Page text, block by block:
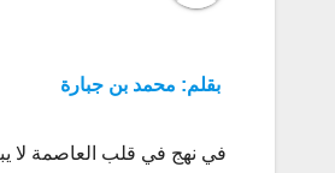
بقلم: محمد بن جبارة
في نهج في قلب العاصمة لا